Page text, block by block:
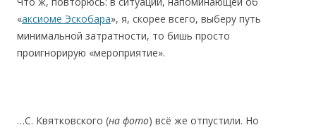
«аксиоме Эскобара», я, скорее всего, выберу путь
минимальной затратности, то бишь просто
проигнорирую «мероприятие».
…C. Квятковского (на фото) всё же отпустили. Но